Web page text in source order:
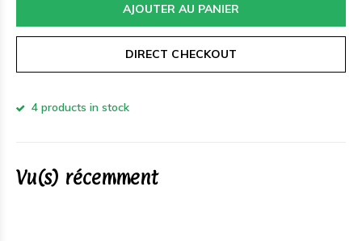
AJOUTER AU PANIER
DIRECT CHECKOUT
4 products in stock
Vu(s) récemment